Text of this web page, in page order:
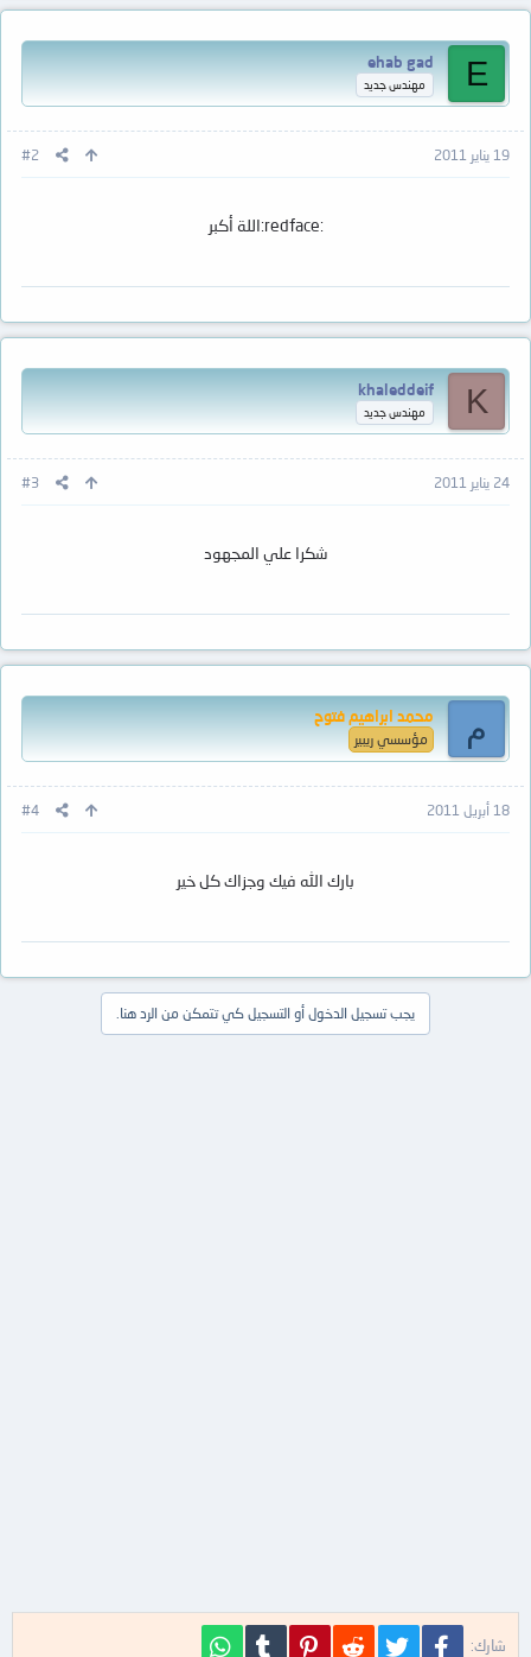
E
ehab gad
مهندس جديد
19 يناير 2011 #2
:redface:اللة أكبر
K
khaleddeif
مهندس جديد
24 يناير 2011 #3
شكرا علي المجهود
م محمد ابراهيم فتوح
مؤسسي ريبير
18 أبريل 2011 #4
بارك الله فيك وجزاك كل خير
يجب تسجيل الدخول أو التسجيل كي تتمكن من الرد هنا.
شارك: فيسبوك تويتر Reddit
Pinterest
Tumblr